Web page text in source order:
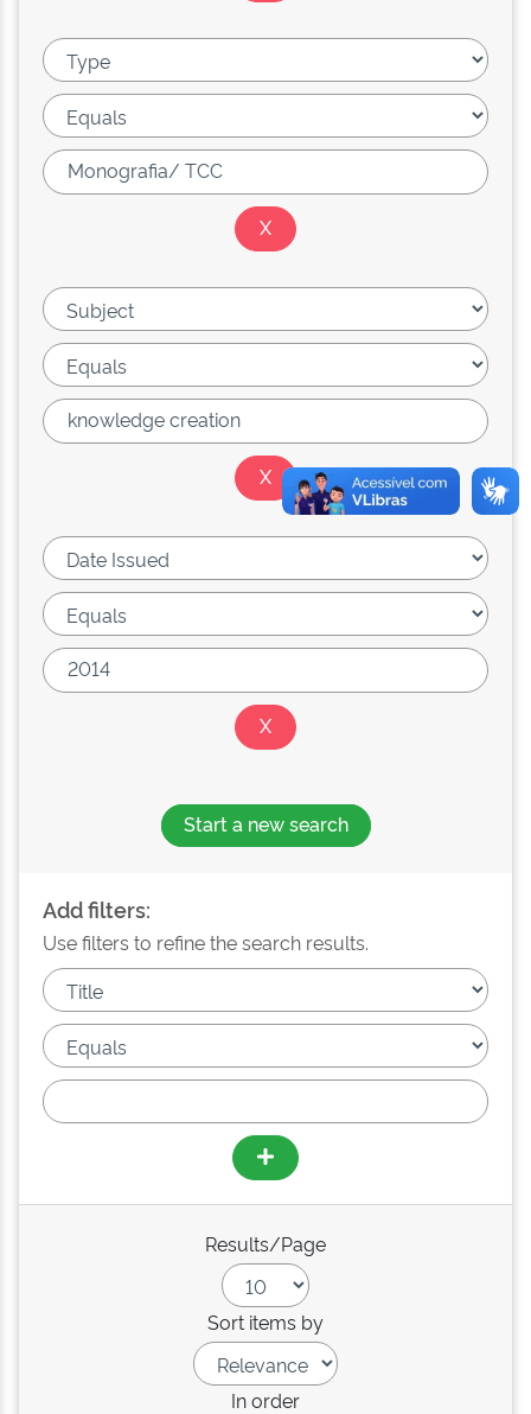
Start a new search
Add filters:
Use filters to refine the search results.
Results/Page
Sort items by
In order